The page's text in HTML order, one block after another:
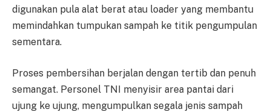
digunakan pula alat berat atau loader yang membantu
memindahkan tumpukan sampah ke titik pengumpulan
sementara.
Proses pembersihan berjalan dengan tertib dan penuh
semangat. Personel TNI menyisir area pantai dari
ujung ke ujung, mengumpulkan segala jenis sampah